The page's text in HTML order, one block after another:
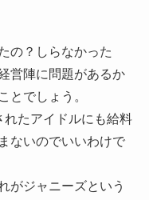
の？しらなかった
営陣に問題があるか
とでしょう。
れたアイドルにも給料
ないのでいいわけで
がジャニーズという